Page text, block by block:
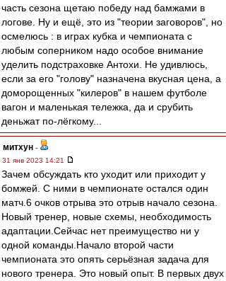
часть сезона щетаю победу над бамжами в
логове. Ну и ещё, это из "теории заговоров", но
осмелюсь : в играх кубка и чемпионата с
любым соперником надо особое внимание
уделить подстраховке Антохи. Не удивлюсь,
если за его "голову" назначена вкусная цена, а
доморощенных "килеров" в нашем футболе
вагон и маленькая тележка, да и срубить
деньжат по-лёгкому...
митхун -
31 янв 2023 14:21
Зачем обсуждать кто уходит или приходит у
бомжей. С ними в чемпионате остался один
матч.6 очков отрыва это отрыв начало сезона.
Новый тренер, новые схемы, необходимость
адаптации.Сейчас нет преимущество ни у
одной команды.Начало второй части
чемпионата это опять серьёзная задача для
нового тренера. Это новый опыт. В первых двух